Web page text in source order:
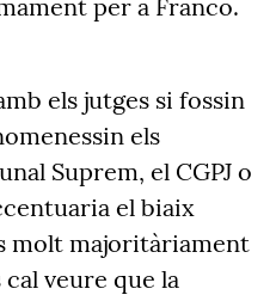
per a Franco.
els jutges si fossin
els
Suprem, el CGPJ o
el biaix
molt majoritàriament
veure que la